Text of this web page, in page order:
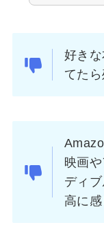
好き
てた
映画
ディ
高に感